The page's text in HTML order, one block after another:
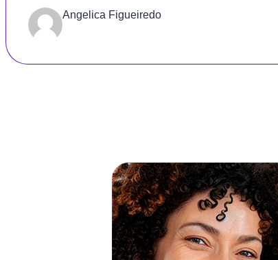
Angelica Figueiredo